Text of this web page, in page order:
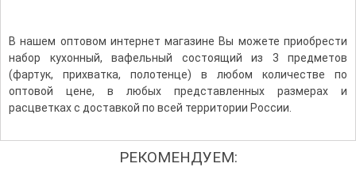
В нашем оптовом интернет магазине Вы можете приобрести
набор кухонный, вафельный состоящий из 3 предметов
(фартук, прихватка, полотенце) в любом количестве по
оптовой цене, в любых представленных размерах и
расцветках с доставкой по всей территории России.
РЕКОМЕНДУЕМ: